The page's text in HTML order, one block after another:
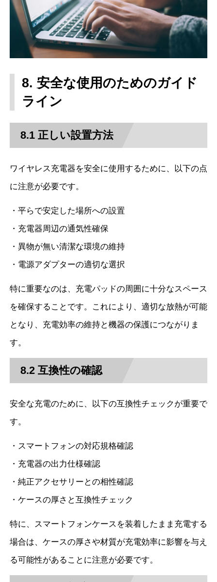
8. 安全な使用のためのガイド
ライン
8.1 正しい設置方法
ワイヤレス充電器を安全に使用するために、以下の点
に注意が必要です。
・平らで安定した場所への設置
・充電器周辺の通気性確保
・異物が無い清潔な環境の維持
・電源アダプターの適切な選択
特に重要なのは、充電パッドの周囲に十分なスペース
を確保することです。これにより、適切な放熱が可能
となり、充電効率の維持と機器の保護につながりま
す。
8.2 互換性の確認
安全な充電のために、以下の互換性チェックが重要で
す。
・スマートフォンの対応規格確認
・充電器の出力仕様確認
・純正アクセサリーとの相性確認
・ケースの厚さと互換性チェック
特に、スマートフォンケースを装着したまま充電する
場合は、ケースの厚さや材質が充電効率に影響を与え
る可能性があることに注意が必要です。